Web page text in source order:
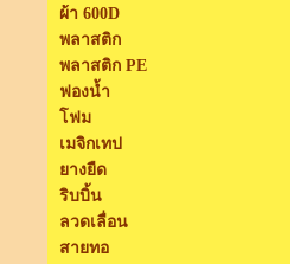
ผ้า 600D
พลาสติก
พลาสติก PE
ฟองน้ำ
โฟม
เมจิกเทป
ยางยืด
ริบบิ้น
ลวดเลื่อน
สายทอ